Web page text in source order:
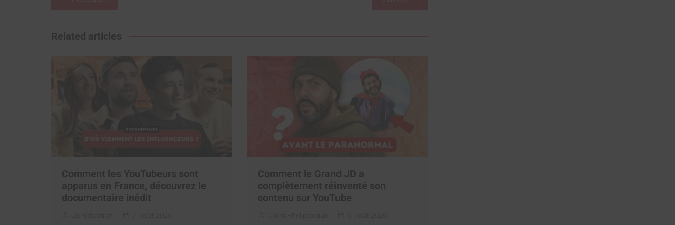
l’article
Related articles
Comment les YouTubeurs sont
apparus en France, découvrez le
documentaire inédit
Comment le Grand JD a
complètement réinventé son
contenu sur YouTube